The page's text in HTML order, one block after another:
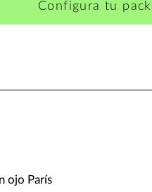
Configura tu pack
ojo París